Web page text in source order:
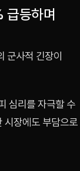
급등하며
사적 긴장이
심리를 자극할 수
시장에도 부담으로